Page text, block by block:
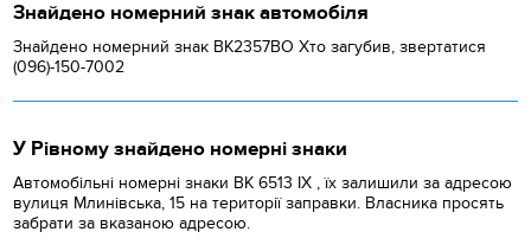
Знайдено номерний знак автомобіля
Знайдено номерний знак ВК2357ВО Хто загубив, звертатися
(096)-150-7002
У Рівному знайдено номерні знаки
Автомобільні номерні знаки BK 6513 IX , їх залишили за адресою
вулиця Млинівська, 15 на території заправки. Власника просять
забрати за вказаною адресою.